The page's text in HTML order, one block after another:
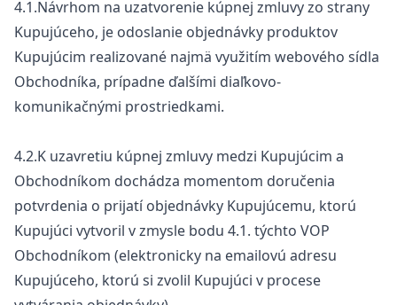
4.1.Návrhom na uzatvorenie kúpnej zmluvy zo strany
Kupujúceho, je odoslanie objednávky produktov
Kupujúcim realizované najmä využitím webového sídla
Obchodníka, prípadne ďalšími diaľkovo-
komunikačnými prostriedkami.
4.2.K uzavretiu kúpnej zmluvy medzi Kupujúcim a
Obchodníkom dochádza momentom doručenia
potvrdenia o prijatí objednávky Kupujúcemu, ktorú
Kupujúci vytvoril v zmysle bodu 4.1. týchto VOP
Obchodníkom (elektronicky na emailovú adresu
Kupujúceho, ktorú si zvolil Kupujúci v procese